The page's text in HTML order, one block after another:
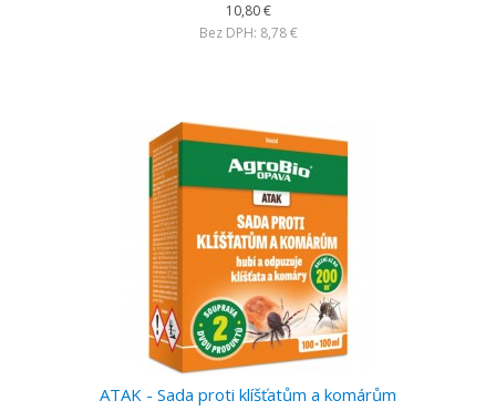
10,80 €
Bez DPH: 8,78 €
ATAK - Sada proti klíšťatům a komárům